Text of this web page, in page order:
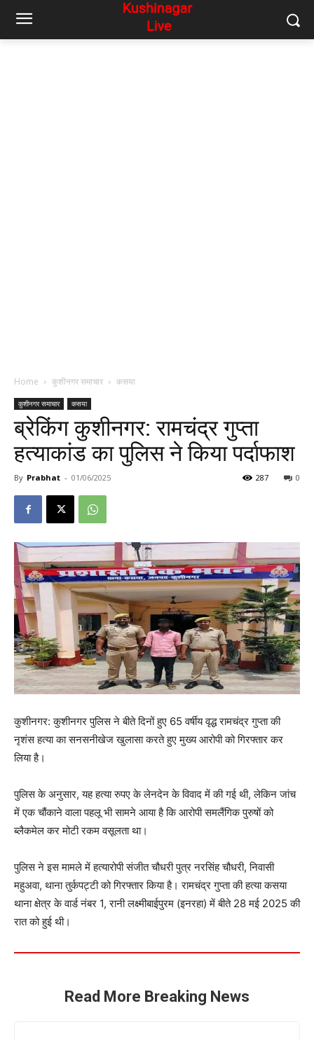
Home कुशीनगर समाचार कसया
कुशीनगर समाचार कसया
ब्रेकिंग कुशीनगर: रामचंद्र गुप्ता
हत्याकांड का पुलिस ने किया पर्दाफाश
By Prabhat - 01/06/2025 0
287
कुशीनगर: कुशीनगर पुलिस ने बीते दिनों हुए 65 वर्षीय वृद्ध रामचंद्र गुप्ता की
नृशंस हत्या का सनसनीखेज खुलासा करते हुए मुख्य आरोपी को गिरफ्तार कर
लिया है।
पुलिस के अनुसार, यह हत्या रुपए के लेनदेन के विवाद में की गई थी, लेकिन जांच
में एक चौंकाने वाला पहलू भी सामने आया है कि आरोपी समलैंगिक पुरुषों को
ब्लैकमेल कर मोटी रकम वसूलता था।
पुलिस ने इस मामले में हत्यारोपी संजीत चौधरी पुत्र नरसिंह चौधरी, निवासी
महुअवा, थाना तुर्कपट्टी को गिरफ्तार किया है। रामचंद्र गुप्ता की हत्या कसया
थाना क्षेत्र के वार्ड नंबर 1, रानी लक्ष्मीबाईपुरम (इनरहा) में बीते 28 मई 2025 की
रात को हुई थी।
Read More Breaking News